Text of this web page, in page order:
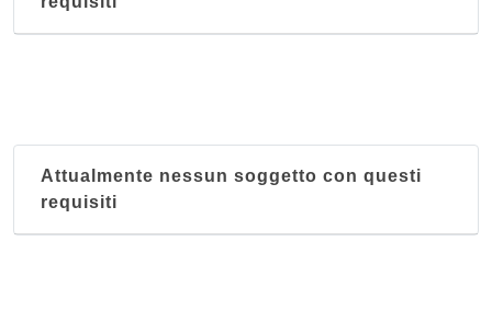
Attualmente nessun soggetto con questi
requisiti